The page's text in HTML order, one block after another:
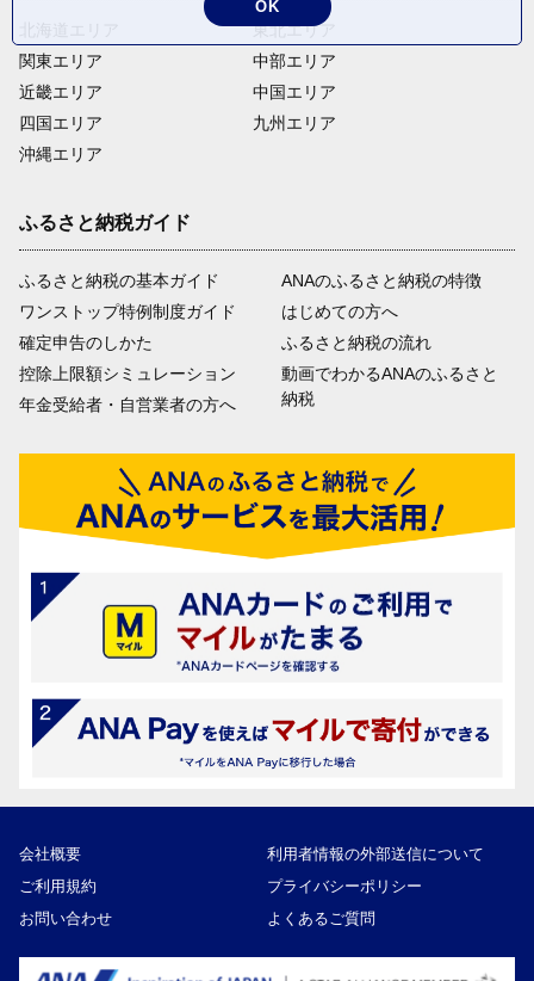
関東エリア
近畿エリア
四国エリア
沖縄エリア
東北エリア
中部エリア
中国エリア
九州エリア
ふるさと納税ガイド
ふるさと納税の基本ガイド
ワンストップ特例制度ガイド
確定申告のしかた
控除上限額シミュレーション
年金受給者・自営業者の方へ
ANAのふるさと納税の特徴
はじめての方へ
ふるさと納税の流れ
動画でわかるANAのふるさと
納税
会社概要
利用者情報の外部送信について
ご利用規約
プライバシーポリシー
お問い合わせ
よくあるご質問
OK